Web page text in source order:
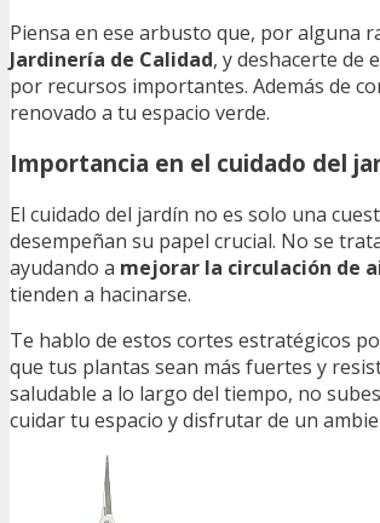
Piensa en ese arbusto que, por alguna
Jardinería de Calidad, y deshacerte de
por recursos importantes. Además de
renovado a tu espacio verde.
Importancia en el cuidado del
El cuidado del jardín no es solo una
desempeñan su papel crucial. No se
ayudando a mejorar la circulación de
tienden a hacinarse.
Te hablo de estos cortes estratégicos
que tus plantas sean más fuertes y
saludable a lo largo del tiempo, no
cuidar tu espacio y disfrutar de un